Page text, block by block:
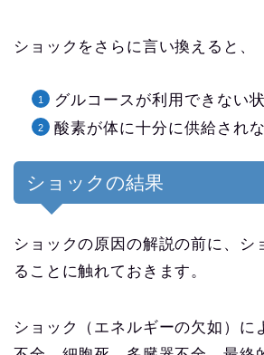
ショックをさらに言い換えると、
グルコースが利用できない
酸素が体に十分に供給され
ショックの結果
ショックの原因の解説の前に、シ
ることに触れておきます。
ショック（エネルギーの欠如）に